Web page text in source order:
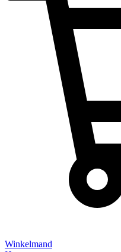
Winkelmand